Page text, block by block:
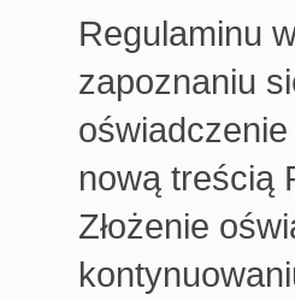
Regulaminu
zapoznaniu
nową treścią
Złożenie